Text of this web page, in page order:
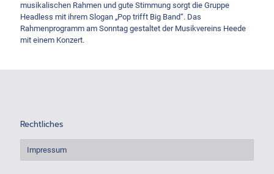
musikalischen Rahmen und gute Stimmung sorgt die Gruppe
Headless mit ihrem Slogan „Pop trifft Big Band“. Das
Rahmenprogramm am Sonntag gestaltet der Musikvereins Heede
mit einem Konzert.
Rechtliches
Impressum